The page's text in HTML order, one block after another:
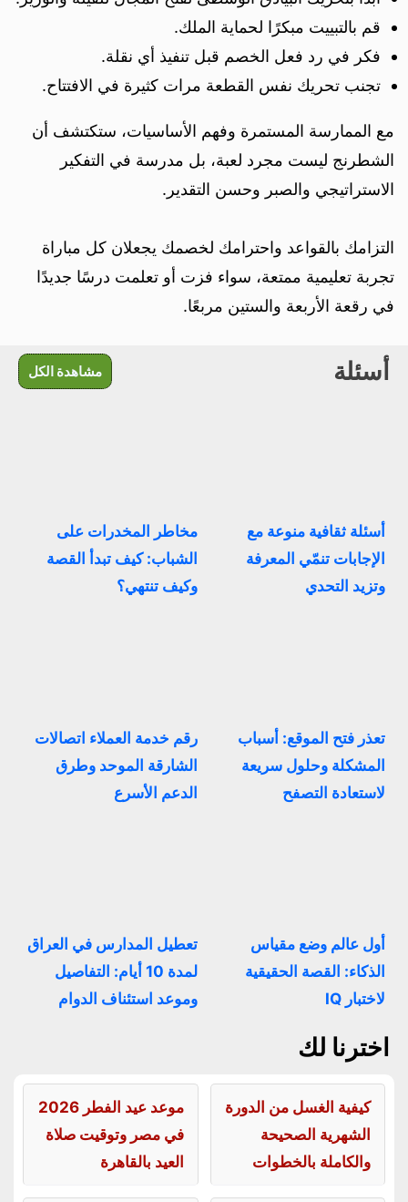
قم بالتبييت مبكرًا لحماية الملك.
فكر في رد فعل الخصم قبل تنفيذ أي نقلة.
تجنب تحريك نفس القطعة مرات كثيرة في الافتتاح.
مع الممارسة المستمرة وفهم الأساسيات، ستكتشف أن
الشطرنج ليست مجرد لعبة، بل مدرسة في التفكير
الاستراتيجي والصبر وحسن التقدير.
التزامك بالقواعد واحترامك لخصمك يجعلان كل مباراة
تجربة تعليمية ممتعة، سواء فزت أو تعلمت درسًا جديدًا
في رقعة الأربعة والستين مربعًا.
أسئلة مشاهدة الكل
أسئلة ثقافية منوعة مع
الإجابات تنمّي المعرفة
وتزيد التحدي
مخاطر المخدرات على
الشباب: كيف تبدأ القصة
وكيف تنتهي؟
تعذر فتح الموقع: أسباب
المشكلة وحلول سريعة
لاستعادة التصفح
رقم خدمة العملاء اتصالات
الشارقة الموحد وطرق
الدعم الأسرع
أول عالم وضع مقياس
الذكاء: القصة الحقيقية
لاختبار IQ
تعطيل المدارس في العراق
لمدة 10 أيام: التفاصيل
وموعد استئناف الدوام
اخترنا لك
كيفية الغسل من الدورة
الشهرية الصحيحة
والكاملة بالخطوات
موعد عيد الفطر 2026
في مصر وتوقيت صلاة
العيد بالقاهرة